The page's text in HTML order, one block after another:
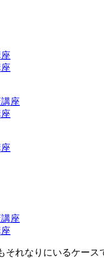
座
座
それなりにいるケース